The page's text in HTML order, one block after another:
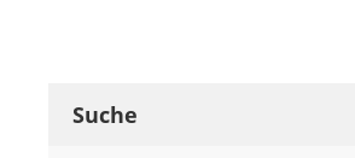
Suche